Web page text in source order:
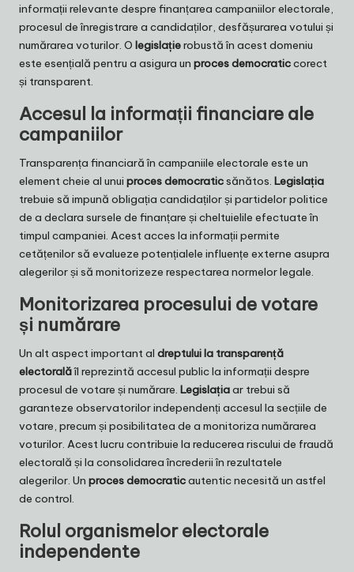
informații relevante despre finanțarea campaniilor electorale,
procesul de înregistrare a candidaților, desfășurarea votului și
numărarea voturilor. O legislațierobustă în acest domeniu
este esențială pentru a asigura un proces democraticcorect
și transparent.
Accesul la informații financiare ale
campaniilor
Transparența financiară în campaniile electorale este un
element cheie al unui proces democraticsănătos. Legislația
trebuie să impună obligația candidaților și partidelor politice
de a declara sursele de finanțare și cheltuielile efectuate în
timpul campaniei. Acest acces la informații permite
cetățenilor să evalueze potențialele influențe externe asupra
alegerilor și să monitorizeze respectarea normelor legale.
Monitorizarea procesului de votare
și numărare
Un alt aspect important al dreptului la transparență
electoralăîl reprezintă accesul public la informații despre
procesul de votare și numărare. Legislațiaar trebui să
garanteze observatorilor independenți accesul la secțiile de
votare, precum și posibilitatea de a monitoriza numărarea
voturilor. Acest lucru contribuie la reducerea riscului de fraudă
electorală și la consolidarea încrederii în rezultatele
alegerilor. Un proces democraticautentic necesită un astfel
de control.
Rolul organismelor electorale
independente